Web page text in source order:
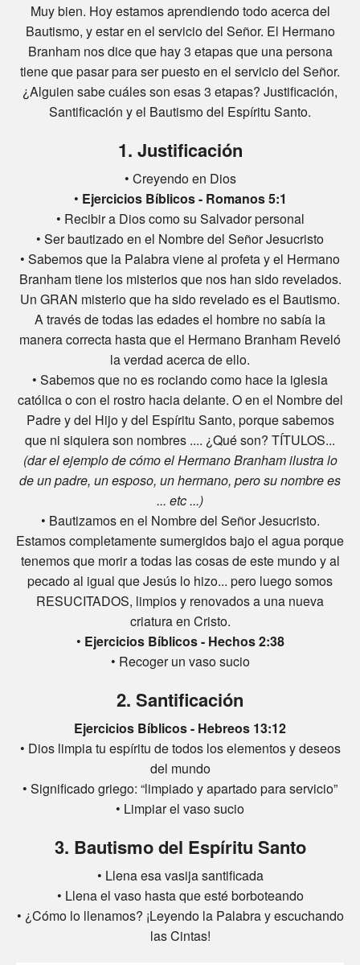
Muy bien. Hoy estamos aprendiendo todo acerca del
Bautismo, y estar en el servicio del Señor. El Hermano
Branham nos dice que hay 3 etapas que una persona
tiene que pasar para ser puesto en el servicio del Señor.
¿Alguien sabe cuáles son esas 3 etapas? Justificación,
Santificación y el Bautismo del Espíritu Santo.
1. Justificación
• Creyendo en Dios
• Ejercicios Bíblicos - Romanos 5:1
• Recibir a Dios como su Salvador personal
• Ser bautizado en el Nombre del Señor Jesucristo
• Sabemos que la Palabra viene al profeta y el Hermano
Branham tiene los misterios que nos han sido revelados.
Un GRAN misterio que ha sido revelado es el Bautismo.
A través de todas las edades el hombre no sabía la
manera correcta hasta que el Hermano Branham Reveló
la verdad acerca de ello.
• Sabemos que no es rociando como hace la iglesia
católica o con el rostro hacia delante. O en el Nombre del
Padre y del Hijo y del Espíritu Santo, porque sabemos
que ni siquiera son nombres .... ¿Qué son? TÍTULOS...
(dar el ejemplo de cómo el Hermano Branham ilustra lo
de un padre, un esposo, un hermano, pero su nombre es
... etc ...)
• Bautizamos en el Nombre del Señor Jesucristo.
Estamos completamente sumergidos bajo el agua porque
tenemos que morir a todas las cosas de este mundo y al
pecado al igual que Jesús lo hizo... pero luego somos
RESUCITADOS, limpios y renovados a una nueva
criatura en Cristo.
• Ejercicios Bíblicos - Hechos 2:38
• Recoger un vaso sucio
2. Santificación
Ejercicios Bíblicos - Hebreos 13:12
• Dios limpia tu espíritu de todos los elementos y deseos
del mundo
• Significado griego: “limpiado y apartado para servicio”
• Limpiar el vaso sucio
3. Bautismo del Espíritu Santo
• Llena esa vasija santificada
• Llena el vaso hasta que esté borboteando
• ¿Cómo lo llenamos? ¡Leyendo la Palabra y escuchando
las Cintas!